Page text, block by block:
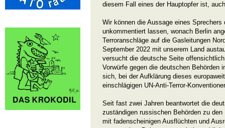
diesem Fall eines der Hauptopfer ist,
Wir können die Aussage eines
unkommentiert lassen, wonach Berlin
Terroranschläge auf die Gasleitungen
September 2022 mit unserem Land
versucht die deutsche Seite
Vorwürfe gegen die deutschen Behörden
sich, bei der Aufklärung dieses
einschlägigen UN-Anti-Terror-
Seit fast zwei Jahren beantwortet die
zuständigen russischen Behörden zu
mit fadenscheinigen Ausflüchten und